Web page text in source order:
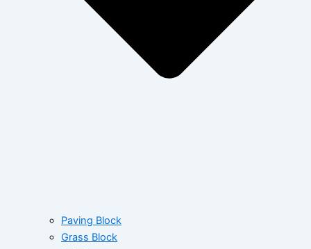
Paving Block
Grass Block